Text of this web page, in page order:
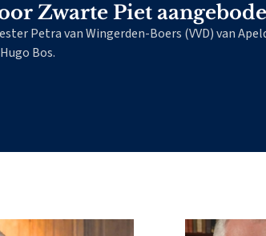
Zwarte Piet
Petra van Wingerden-Boers (VVD) van
Bos.